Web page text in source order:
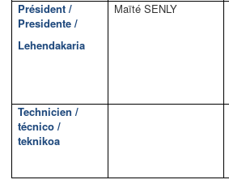
Président /
Presidente /
Lehendakaria
Maïté SENLY
Technicien /
técnico /
teknikoa